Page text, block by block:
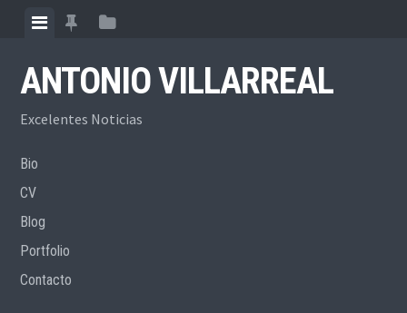
content
ViewView
posts
View
ANTONIO VILLARREAL
Excelentes Noticias
Bio
CV
Blog
Portfolio
Contacto